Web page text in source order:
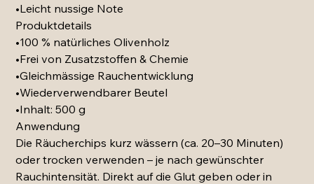
•Leicht nussige Note
Produktdetails
•100 % natürliches Olivenholz
•Frei von Zusatzstoffen & Chemie
•Gleichmässige Rauchentwicklung
•Wiederverwendbarer Beutel
•Inhalt: 500 g
Anwendung
Die Räucherchips kurz wässern (ca. 20–30 Minuten)
oder trocken verwenden – je nach gewünschter
Rauchintensität. Direkt auf die Glut geben oder in